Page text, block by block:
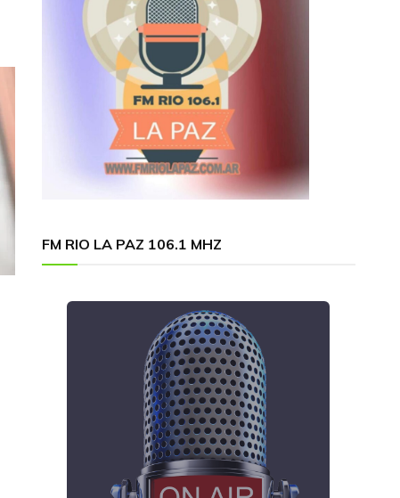
FM RIO LA PAZ 106.1 MHZ